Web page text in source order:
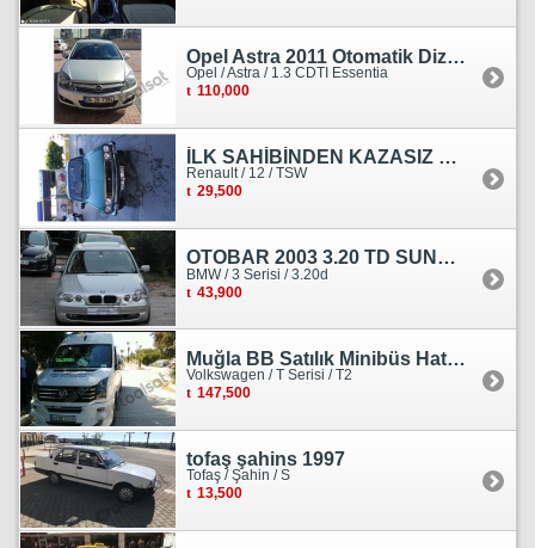
Opel Astra 2011 Otomatik Dizel Tramersiz Essentia
Opel / Astra / 1.3 CDTI Essentia
110,000
İLK SAHİBİNDEN KAZASIZ HASARSIZ BOYASIZ DEĞİŞENSİZ TAM ORJİNAL RENO
Renault / 12 / TSW
29,500
OTOBAR 2003 3.20 TD SUNROOF DERİ OTOMATİK DİZEL EMSALSİZ
BMW / 3 Serisi / 3.20d
43,900
Muğla BB Satılık Minibüs Hatı Volkswagen Crafter
Volkswagen / T Serisi / T2
147,500
tofaş şahins 1997
Tofaş / Şahin / S
13,500